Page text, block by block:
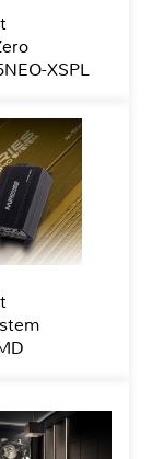
XSPL